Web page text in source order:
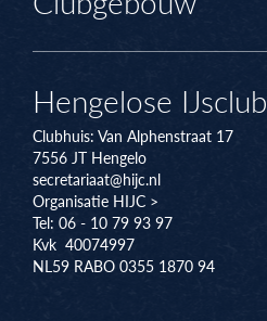
Hengelose IJsclub
Clubhuis: Van Alphenstraat 17
7556 JT Hengelo
secretariaat@hijc.nl
Organisatie HIJC >
Tel: 06 - 10 79 93 97
Kvk 40074997
NL59 RABO 0355 1870 94